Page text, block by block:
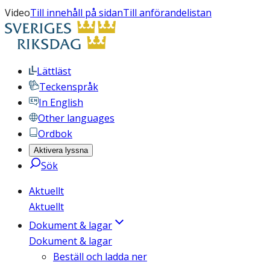
VideoTill innehåll på sidanTill anförandelistan
Lättläst
Teckenspråk
In English
Other languages
Ordbok
Aktivera lyssna
Sök
Aktuellt
Aktuellt
Dokument & lagar
Dokument & lagar
Beställ och ladda ner